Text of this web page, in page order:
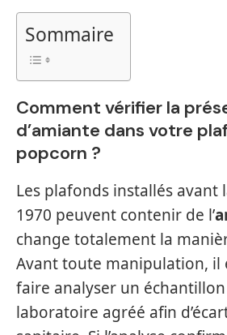
Sommaire
Comment vérifier la
d’amiante dans votre
popcorn ?
Les plafonds installés avant
1970 peuvent contenir de l’
change totalement la
Avant toute manipulation, il
faire analyser un
laboratoire agréé afin